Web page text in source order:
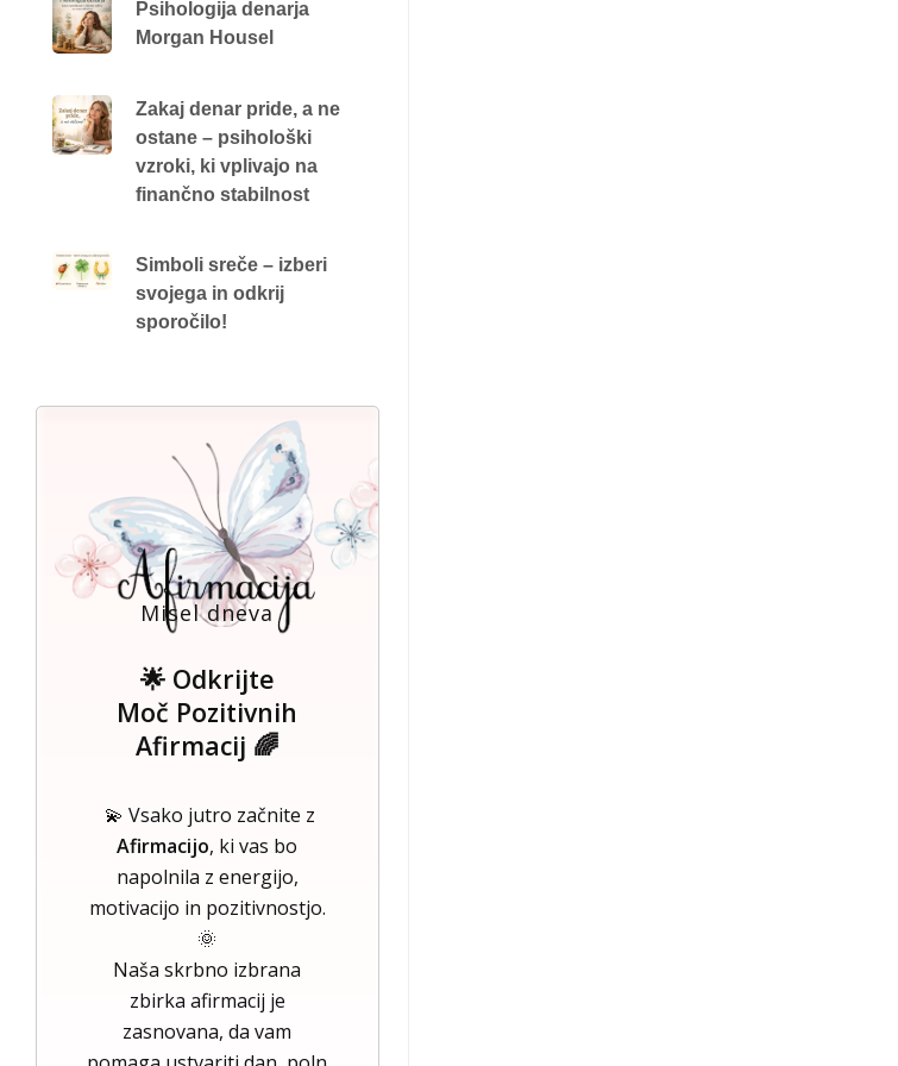
Psihologija denarja
Morgan Housel
Zakaj denar pride, a ne
ostane – psihološki
vzroki, ki vplivajo na
finančno stabilnost
Simboli sreče – izberi
svojega in odkrij
sporočilo!
Misel dneva
🌟 Odkrijte
Moč Pozitivnih
Afirmacij 🌈
💫 Vsako jutro začnite z
Afirmacijo, ki vas bo
napolnila z energijo,
motivacijo in pozitivnostjo.
🌞
Naša skrbno izbrana
zbirka afirmacij je
zasnovana, da vam